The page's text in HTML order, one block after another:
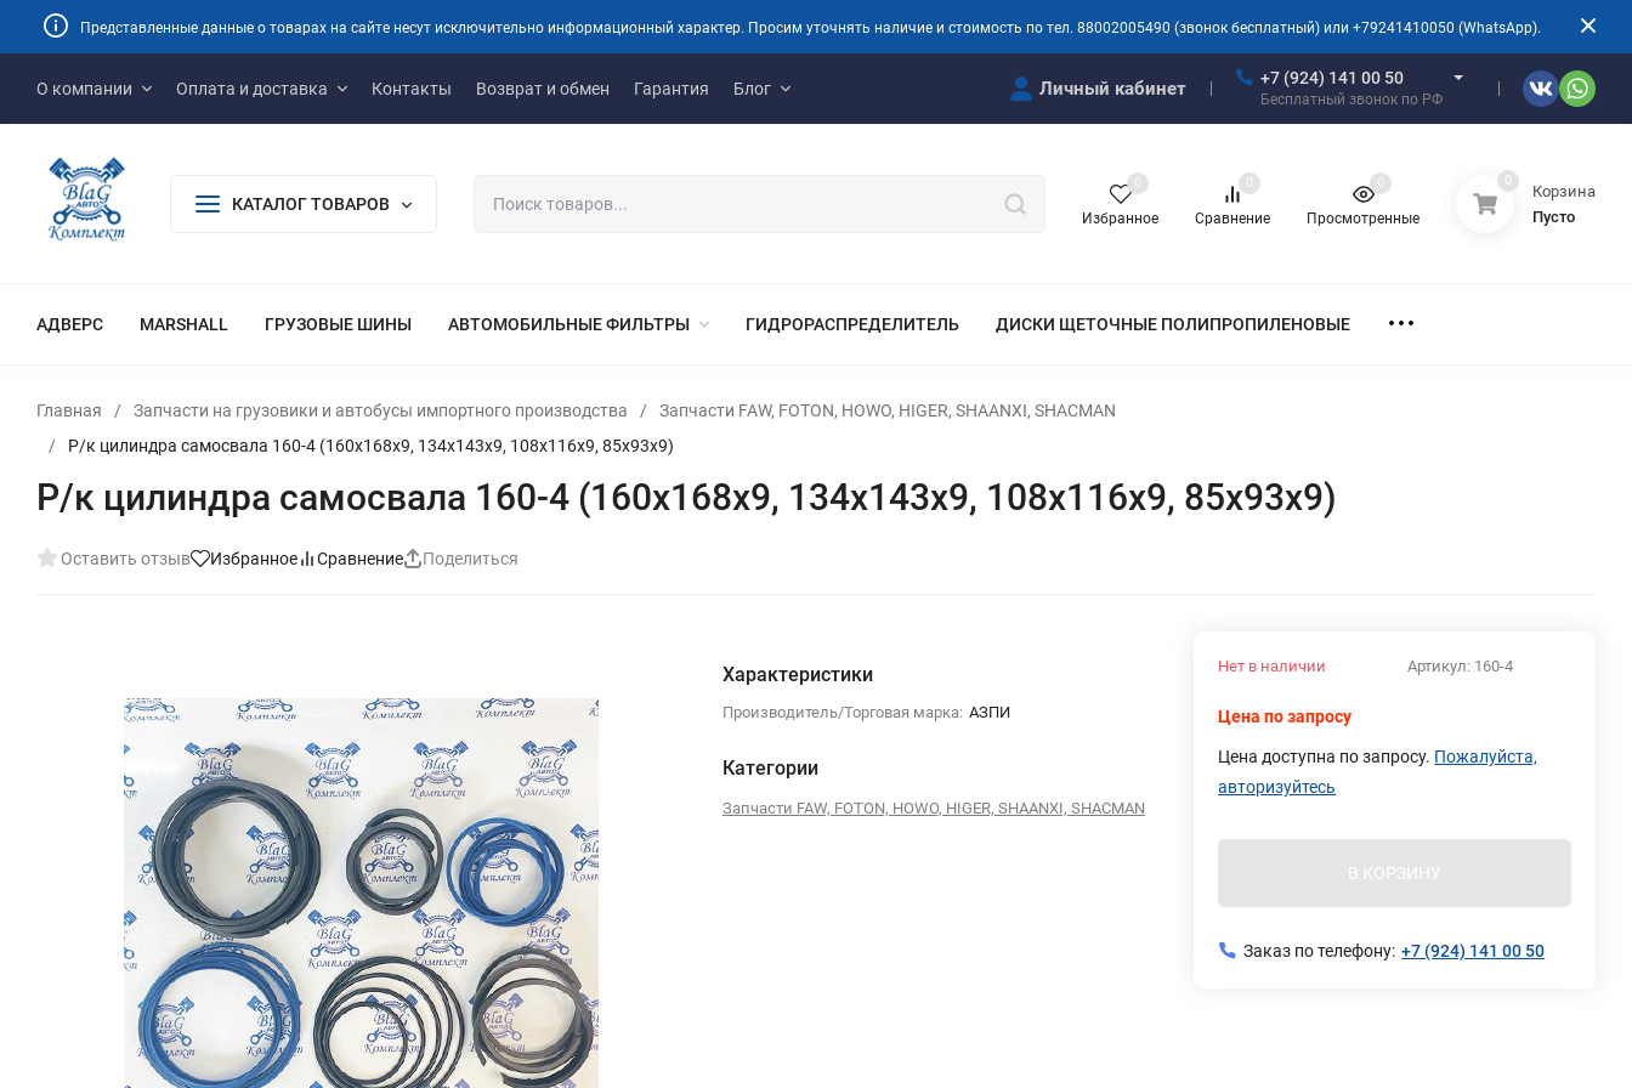
Представленные данные о товарах на сайте несут исключительно информационный характер. Просим уточнять наличие и стоимость по тел. 88002005490 (звонок бесплатный) или +79241410050 (WhatsApp).
О компании Оплата и доставка Контакты Возврат и обмен Гарантия Блог Личный кабинет +7 (924) 141 00 50
Бесплатный звонок по РФ
КАТАЛОГ ТОВАРОВ
Избранное
0
Сравнение
0
Просмотренные
0 0
Корзина
Пусто
АДВЕРС MARSHALL ГРУЗОВЫЕ ШИНЫ АВТОМОБИЛЬНЫЕ ФИЛЬТРЫ ГИДРОРАСПРЕДЕЛИТЕЛЬ ДИСКИ ЩЕТОЧНЫЕ ПОЛИПРОПИЛЕНОВЫЕ
Главная / Запчасти на грузовики и автобусы импортного производства /
Запчасти FAW, FOTON, HOWO, HIGER, SHAANXI, SHACMAN
/
Р/к цилиндра самосвала 160-4 (160х168х9, 134х143х9, 108х116х9, 85х93х9)
Р/к цилиндра самосвала 160-4 (160х168х9, 134х143х9, 108х116х9, 85х93х9)
Оставить отзыв Избранное Сравнение Поделиться
Характеристики
Производитель/Торговая марка: АЗПИ
Категории
Запчасти FAW, FOTON, HOWO, HIGER, SHAANXI, SHACMAN
Артикул: 160-4
Нет в наличии
Цена по запросу
Цена доступна по запросу. Пожалуйста,
авторизуйтесь
В КОРЗИНУ
Заказ по телефону: +7 (924) 141 00 50